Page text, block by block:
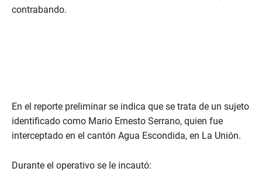
contrabando.
En el reporte preliminar se indica que se trata de un sujeto
identificado como Mario Ernesto Serrano, quien fue
interceptado en el cantón Agua Escondida, en La Unión.
Durante el operativo se le incautó: